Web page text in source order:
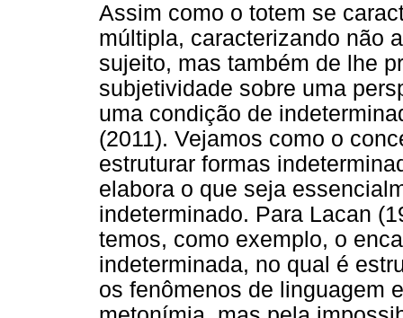
Assim como o totem se
múltipla, caracterizando não
sujeito, mas também de lhe
subjetividade sobre uma
uma condição de
(2011). Vejamos como o
estruturar formas
elabora o que seja
indeterminado. Para Lacan
temos, como exemplo, o
indeterminada, no qual é
os fenômenos de linguagem